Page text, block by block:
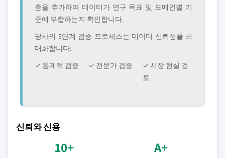
층을 추가하여 데이터가 연구 목표 및 도메인별 기
준에 부합하는지 확인합니다.
당사의 3단계 검증 프로세스는 데이터 신뢰성을 최
대화합니다:
✓ 통계적 검증
✓ 전문가 검증
✓ 시장 현실 검
토
신뢰와 신용
10+ A+